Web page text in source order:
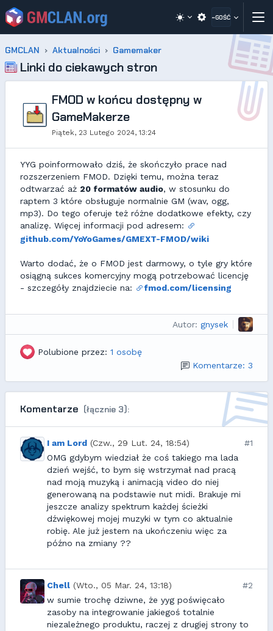
~GOŚĆ
GMCLAN Aktualności Gamemaker
Linki do ciekawych stron
FMOD w końcu dostępny w
GameMakerze
Piątek, 23 Lutego 2024, 13:24
YYG poinformowało dziś, że skończyło prace nad
rozszerzeniem FMOD. Dzięki temu, można teraz
odtwarzać aż 20 formatów audio, w stosunku do
raptem 3 które obsługuje normalnie GM (wav, ogg,
mp3). Do tego oferuje też różne dodatkowe efekty, czy
analizę. Więcej informacji pod adresem:
github.com/YoYoGames/GMEXT-FMOD/wiki
Warto dodać, że o FMOD jest darmowy, o tyle gry które
osiągną sukces komercyjny mogą potrzebować licencję
- szczegóły znajdziecie na:
fmod.com/licensing
Autor: gnysek
Polubione przez: 1 osobę
Komentarze: 3
Komentarze (łącznie 3):
I am Lord (Czw., 29 Lut. 24, 18:54)
#1
OMG gdybym wiedział że coś takiego ma lada
dzień wejść, to bym się wstrzymał nad pracą
nad moją muzyką i animacją video do niej
generowaną na podstawie nut midi. Brakuje mi
jeszcze analizy spektrum każdej ścieżki
dźwiękowej mojej muzyki w tym co aktualnie
robię. Ale już jestem na ukończeniu więc za
późno na zmiany ??
Chell (Wto., 05 Mar. 24, 13:18)
#2
w sumie trochę dziwne, że yyg poświęcało
zasoby na integrowanie jakiegoś totalnie
niezależnego produktu, raczej z drugiej strony to